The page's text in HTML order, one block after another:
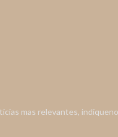
mas relevantes,